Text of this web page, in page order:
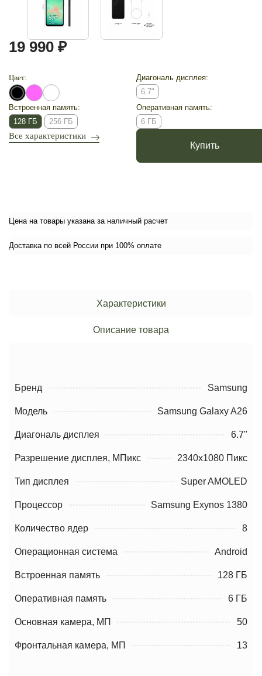
19 990 ₽
Цвет:
Диагональ дисплея:
6.7"
Встроенная память:
128 ГБ
256 ГБ
Оперативная память:
6 ГБ
Все характеристики
Купить
Цена на товары указана за наличный расчет
Доставка по всей России при 100% оплате
Характеристики
Описание товара
Бренд Samsung
Модель Samsung Galaxy A26
Диагональ дисплея 6.7"
Разрешение дисплея, МПикс 2340x1080 Пикс
Тип дисплея Super AMOLED
Процессор Samsung Exynos 1380
Количество ядер 8
Операционная система Android
Встроенная память 128 ГБ
Оперативная память 6 ГБ
Основная камера, МП 50
Фронтальная камера, МП 13